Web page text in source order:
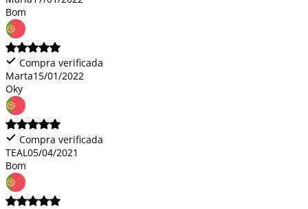
Bom
Compra verificada
Marta15/01/2022
Oky
Compra verificada
TEAL05/04/2021
Bom